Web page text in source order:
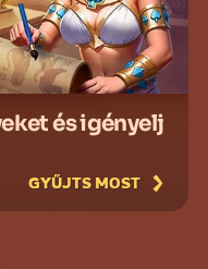
és igényelj
GYŰJTS MOST